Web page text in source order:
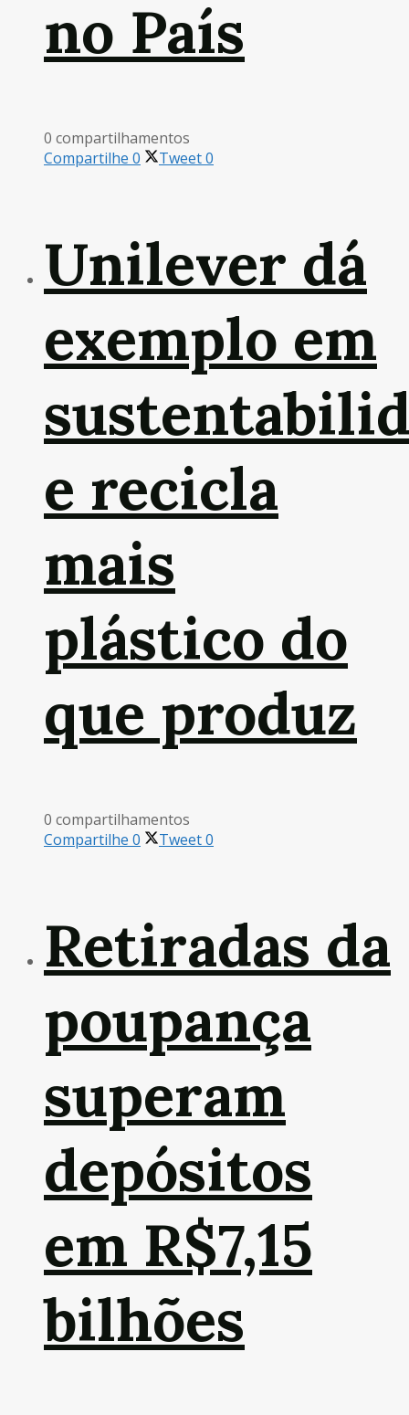
no País
0 compartilhamentos
Compartilhe 0 Tweet0
Unilever dá
exemplo em
e recicla
mais
plástico do
que produz
0 compartilhamentos
Compartilhe 0 Tweet0
Retiradas da
poupança
superam
depósitos
em R$7,15
bilhões